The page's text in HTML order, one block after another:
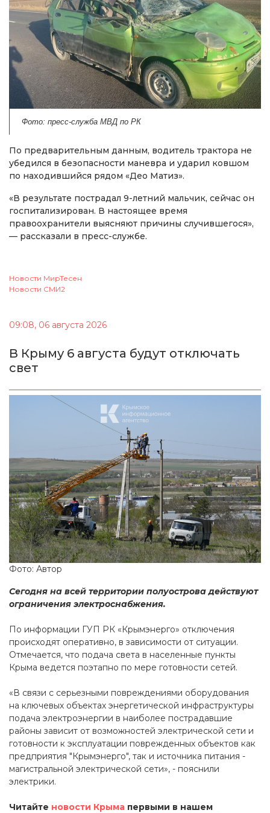
Фото: пресс-служба МВД по РК
По предварительным данным, водитель трактора не
убедился в безопасности маневра и ударил ковшом
по находившийся рядом «Део Матиз».
«В результате пострадал 9-летний мальчик, сейчас он
госпитализирован. В настоящее время
правоохранители выясняют причины случившегося»,
— рассказали в пресс-службе.
Новости МирТесен
Новости СМИ2
09:08, 06 августа 2026
В Крыму 6 августа будут отключать
свет
Фото: Автор
Сегодня на всей территории полуострова действуют
ограничения электроснабжения.
По информации ГУП РК «Крымэнерго» отключения
происходят оперативно, в зависимости от ситуации.
Отмечается, что подача света в населенные пункты
Крыма ведется поэтапно по мере готовности сетей.
«В связи с серьезными повреждениями оборудования
на ключевых объектах энергетической инфраструктуры
подача электроэнергии в наиболее пострадавшие
районы зависит от возможностей электрической сети и
готовности к эксплуатации поврежденных объектов как
предприятия "Крымэнерго", так и источника питания -
магистральной электрической сети», - пояснили
электрики.
Читайте новости Крыма первыми в нашем